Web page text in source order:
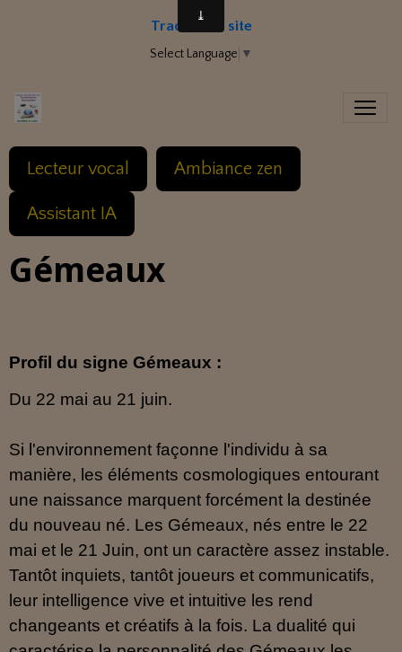
Traduire le site
Select Language ▼
Lecteur vocal Ambiance zen
Assistant IA
Gémeaux
Profil du signe Gémeaux :
Du 22 mai au 21 juin.
Si l'environnement façonne l'individu à sa
manière, les éléments cosmologiques entourant
une naissance marquent forcément la destinée
du nouveau né. Les Gémeaux, nés entre le 22
mai et le 21 Juin, ont un caractère assez instable.
Tantôt inquiets, tantôt joueurs et communicatifs,
leur intelligence vive et intuitive les rend
changeants et créatifs à la fois. La dualité qui